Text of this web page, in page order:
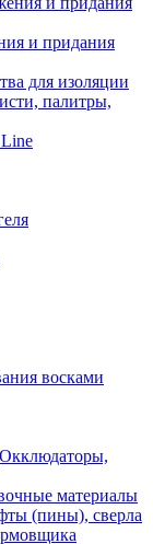
и придания
для изоляции
палитры,
восками
Окклюдаторы,
материалы
(пины), сверла